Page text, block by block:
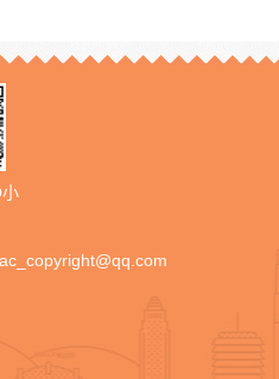
ac_copyright@qq.com